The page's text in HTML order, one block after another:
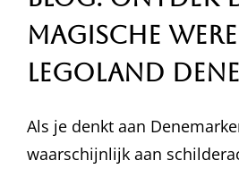
Magische
Legoland
Als je denkt aan
waarschijnlijk aan